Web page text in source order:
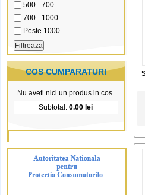
500 - 700
700 - 1000
Peste 1000
COS CUMPARATURI
Nu aveti nici un produs in cos.
Subtotal: 0.00 lei